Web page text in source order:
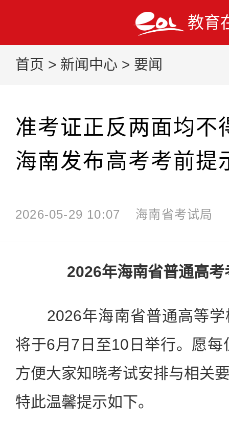
教育
首页 > 新闻中心 > 要闻
准考证正反两面均不
海南发布高考考前提
2026-05-29 10:07 海南省考试局
2026年海南省普通高
2026年海南省普通高等学
将于6月7日至10日举行。愿
方便大家知晓考试安排与相关
特此温馨提示如下。